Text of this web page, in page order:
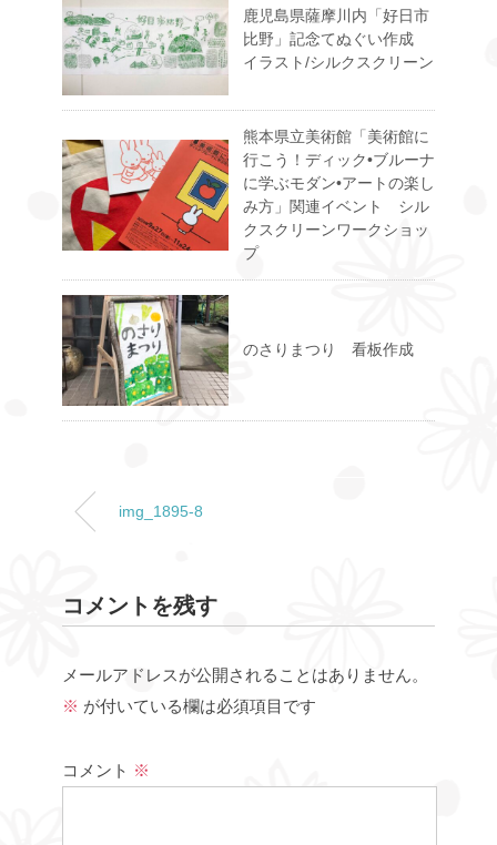
鹿児島県薩摩川内「好日市
比野」記念てぬぐい作成
イラスト/シルクスクリーン
熊本県立美術館「美術館に
行こう！ディック•ブルーナ
に学ぶモダン•アートの楽し
み方」関連イベント シル
クスクリーンワークショッ
プ
のさりまつり 看板作成
img_1895-8
コメントを残す
メールアドレスが公開されることはありません。
※ が付いている欄は必須項目です
コメント ※